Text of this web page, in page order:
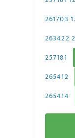
261703
263422
257181
265412
265414